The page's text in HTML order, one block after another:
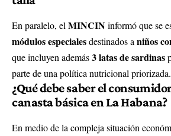
En paralelo, elMINCINinformó que se
módulos especialesdestinados aniños
que incluyen además3 latas de sardinas
parte de una política nutricional priorizada.
¿Qué debe saber el
canasta básica en La Habana?
En medio de la compleja situación